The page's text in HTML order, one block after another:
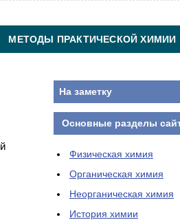
МЕТОДЫ ПРАКТИЧЕСКОЙ ХИМИИ
На заметку
Основные разделы
Физическая химия
Органическая химия
Неорганическая химия
История химии